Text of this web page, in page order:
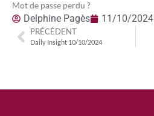
Mot de passe perdu ?
Delphine Pagès 11/10/2024
PRÉCÉDENT
Daily Insight 10/10/2024